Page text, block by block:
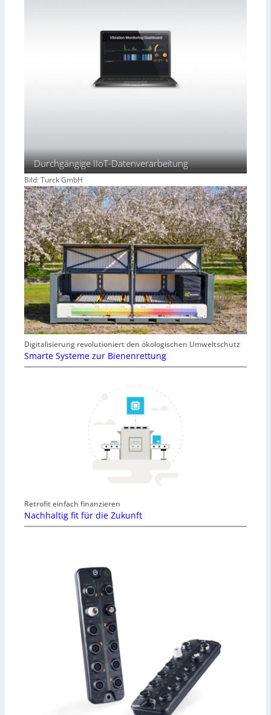
Durchgängige IIoT-Datenverarbeitung
Bild: Turck GmbH
Digitalisierung revolutioniert den ökologischen Umweltschutz
Smarte Systeme zur Bienenrettung
Retrofit einfach finanzieren
Nachhaltig fit für die Zukunft